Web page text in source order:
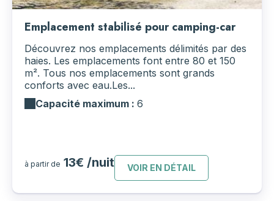
Emplacement stabilisé pour camping-car
Découvrez nos emplacements délimités par des
haies. Les emplacements font entre 80 et 150
m². Tous nos emplacements sont grands
conforts avec eau.Les...
Capacité maximum : 6
à partir de 13€ /nuit VOIR EN DÉTAIL